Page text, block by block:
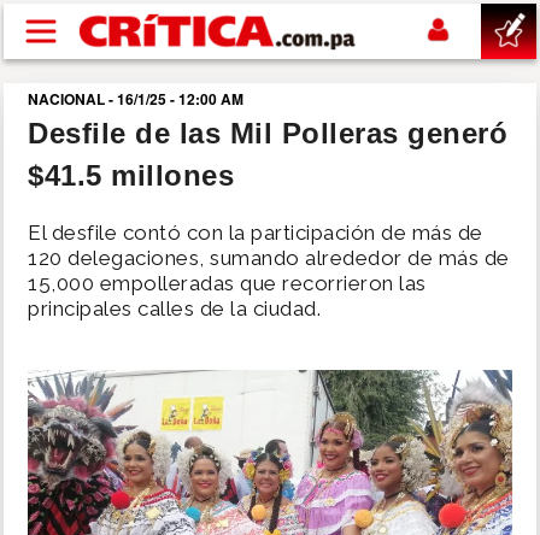
Pasar al contenido principal
buscar
SUCESOS
NACIONAL
POLÍTICA
SHOW
DEPORTES
MUNDO
NACIONAL - 16/1/25 - 12:00 AM
Desfile de las Mil Polleras generó
$41.5 millones
El desfile contó con la participación de más de
120 delegaciones, sumando alrededor de más de
15,000 empolleradas que recorrieron las
principales calles de la ciudad.